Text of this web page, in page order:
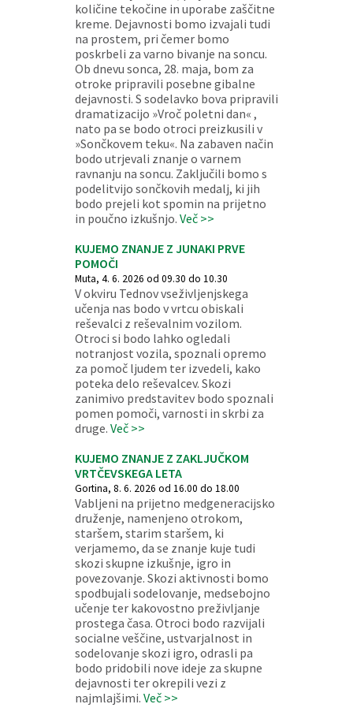
količine tekočine in uporabe zaščitne
kreme. Dejavnosti bomo izvajali tudi
na prostem, pri čemer bomo
poskrbeli za varno bivanje na soncu.
Ob dnevu sonca, 28. maja, bom za
otroke pripravili posebne gibalne
dejavnosti. S sodelavko bova pripravili
dramatizacijo »Vroč poletni dan« ,
nato pa se bodo otroci preizkusili v
»Sončkovem teku«. Na zabaven način
bodo utrjevali znanje o varnem
ravnanju na soncu. Zaključili bomo s
podelitvijo sončkovih medalj, ki jih
bodo prejeli kot spomin na prijetno
in poučno izkušnjo. Več >>
KUJEMO ZNANJE Z JUNAKI PRVE
POMOČI
Muta, 4. 6. 2026 od 09.30 do 10.30
V okviru Tednov vseživljenjskega
učenja nas bodo v vrtcu obiskali
reševalci z reševalnim vozilom.
Otroci si bodo lahko ogledali
notranjost vozila, spoznali opremo
za pomoč ljudem ter izvedeli, kako
poteka delo reševalcev. Skozi
zanimivo predstavitev bodo spoznali
pomen pomoči, varnosti in skrbi za
druge. Več >>
KUJEMO ZNANJE Z ZAKLJUČKOM
VRTČEVSKEGA LETA
Gortina, 8. 6. 2026 od 16.00 do 18.00
Vabljeni na prijetno medgeneracijsko
druženje, namenjeno otrokom,
staršem, starim staršem, ki
verjamemo, da se znanje kuje tudi
skozi skupne izkušnje, igro in
povezovanje. Skozi aktivnosti bomo
spodbujali sodelovanje, medsebojno
učenje ter kakovostno preživljanje
prostega časa. Otroci bodo razvijali
socialne veščine, ustvarjalnost in
sodelovanje skozi igro, odrasli pa
bodo pridobili nove ideje za skupne
dejavnosti ter okrepili vezi z
najmlajšimi. Več >>